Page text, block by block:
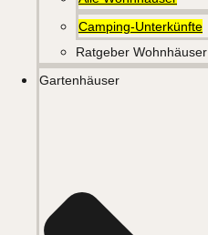
Camping-Unterkünfte
Ratgeber Wohnhäuser
Gartenhäuser